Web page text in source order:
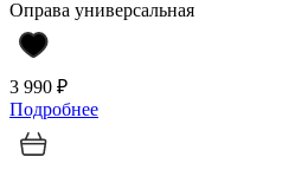
Оправа универсальная
3 990 ₽
Подробнее